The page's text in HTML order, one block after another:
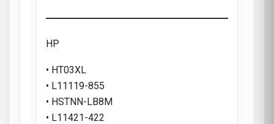
HP
• HT03XL
• L11119-855
• HSTNN-LB8M
• L11421-422